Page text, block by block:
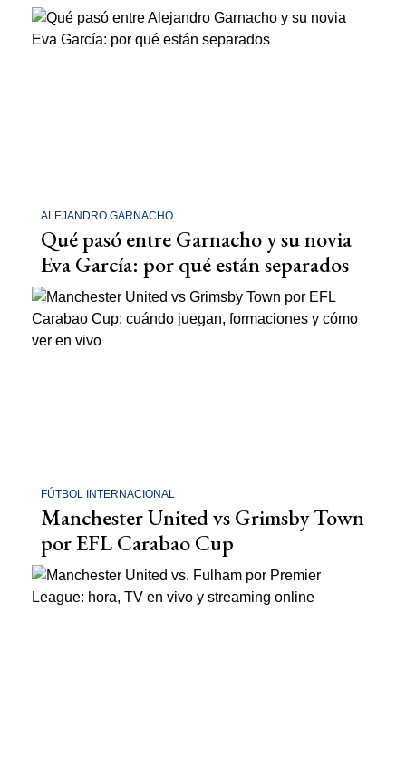
ALEJANDRO GARNACHO
Qué pasó entre Garnacho y su novia
Eva García: por qué están separados
FÚTBOL INTERNACIONAL
Manchester United vs Grimsby Town
por EFL Carabao Cup